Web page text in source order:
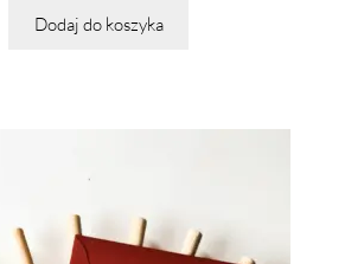
Dodaj do koszyka